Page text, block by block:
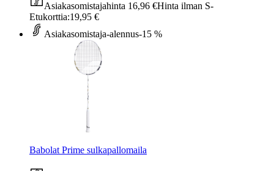
Asiakasomistajahinta 16,96 €Hinta ilman S-
Etukorttia:19,95 €
Asiakasomistaja-alennus-15 %
Babolat Prime sulkapallomaila